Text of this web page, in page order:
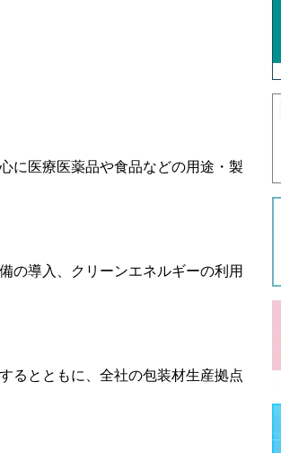
に医療医薬品や食品などの用途・製
の導入、クリーンエネルギーの利用
るとともに、全社の包装材生産拠点